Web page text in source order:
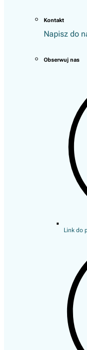
Kontakt
Napisz do
Obserwuj nas
Link do